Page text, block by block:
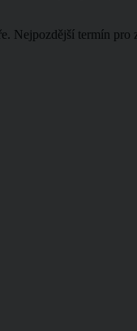
Nejpozdější termín pro